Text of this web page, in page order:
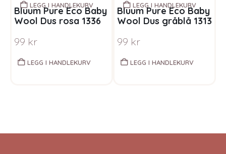
LEGG I HANDLEKURV
Bluum Pure Eco Baby
Wool Dus rosa 1336
99 kr
LEGG I HANDLEKURV
LEGG I HANDLEKURV
Bluum Pure Eco Baby
Wool Dus gråblå 1313
99 kr
LEGG I HANDLEKURV